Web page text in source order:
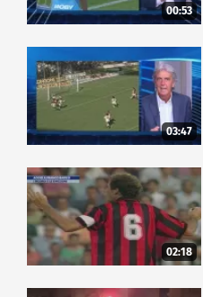
00:53
03:47
02:18